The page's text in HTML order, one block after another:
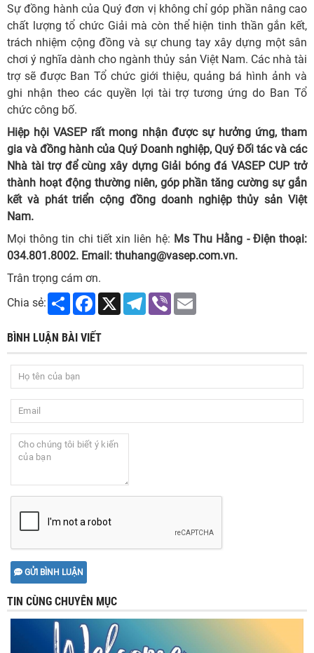
Sự đồng hành của Quý đơn vị không chỉ góp phần nâng cao
chất lượng tổ chức Giải mà còn thể hiện tinh thần gắn kết,
trách nhiệm cộng đồng và sự chung tay xây dựng một sân
chơi ý nghĩa dành cho ngành thủy sản Việt Nam. Các nhà tài
trợ sẽ được Ban Tổ chức giới thiệu, quảng bá hình ảnh và
ghi nhận theo các quyền lợi tài trợ tương ứng do Ban Tổ
chức công bố.
Hiệp hội VASEP rất mong nhận được sự hưởng ứng, tham
gia và đồng hành của Quý Doanh nghiệp, Quý Đối tác và các
Nhà tài trợ để cùng xây dựng Giải bóng đá VASEP CUP trở
thành hoạt động thường niên, góp phần tăng cường sự gắn
kết và phát triển cộng đồng doanh nghiệp thủy sản Việt
Nam.
Mọi thông tin chi tiết xin liên hệ: Ms Thu Hằng - Điện thoại:
034.801.8002. Email: thuhang@vasep.com.vn.
Trân trọng cám ơn.
Chia sẻ:
Share Facebook
X Telegram
Viber
BÌNH LUẬN BÀI VIẾT
GỬI BÌNH LUẬN
TIN CÙNG CHUYÊN MỤC